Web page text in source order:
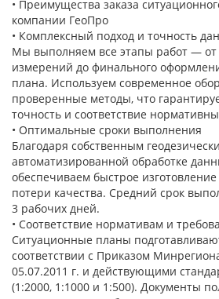
• Преимущества заказа
компании ГеоПро
• Комплексный подход и точность
Мы выполняем все этапы работ — от
измерений до финального
плана. Используем современное
проверенные методы, что
точность и соответствие
• Оптимальные сроки выполнения
Благодаря собственным
автоматизированной обработке
обеспечиваем быстрое
потери качества. Средний срок
3 рабочих дней.
• Соответствие нормативам и
Ситуационные планы
соответствии с Приказом
05.07.2011 г. и действующими
(1:2000, 1:1000 и 1:500). Документы